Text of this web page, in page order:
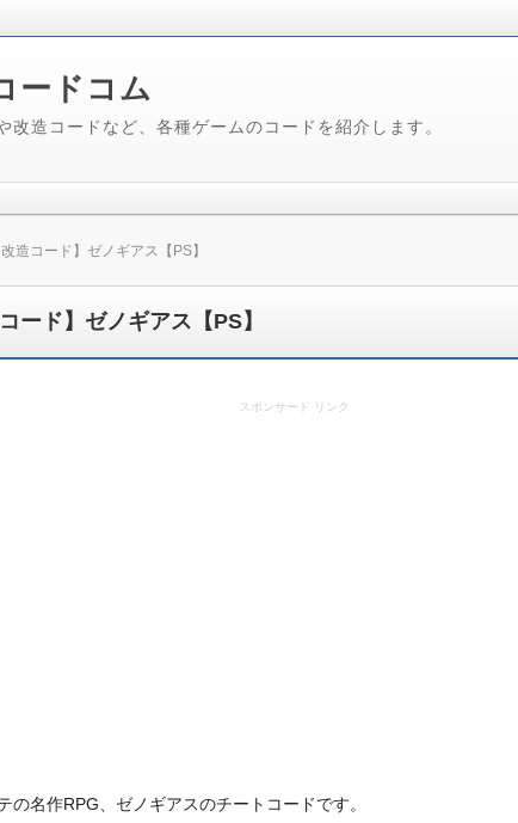
ードコム
改造コードなど、各種ゲームのコードを紹介します。
改造コード】ゼノギアス【PS】
コード】ゼノギアス【PS】
スポンサード リンク
の名作RPG、ゼノギアスのチートコードです。